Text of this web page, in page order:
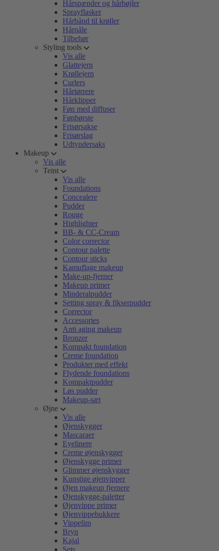
Hårspænder og hårbøjler
Sprayflasker
Hårbånd til krøller
Hårnåle
Tilbehør
Styling tools
Vis alle
Glattejern
Krøllejern
Curlers
Hårtørrere
Hårklipper
Føn med diffuser
Fønbørste
Frisørsakse
Frisørslag
Udtyndersaks
Makeup
Vis alle
Teint
Vis alle
Foundations
Concealere
Pudder
Rouge
Highlighter
BB- & CC-Cream
Color corrector
Contour palette
Contour sticks
Kamuflage makeup
Make-up-fjerner
Makeup primer
Minderalpudder
Setting spray & fikserpudder
Corrector
Accessories
Anti aging makeup
Bronzer
Kompakt foundation
Creme foundation
Produkter med effekt
Flydende foundations
Kompaktpudder
Løs pudder
Makeup-sæt
Øjne
Vis alle
Øjenskygger
Mascaraer
Eyelinere
Creme øjenskygger
Øjenskygge primer
Glimmer øjenskygger
Kunstige øjenvipper
Øjen makeup fjernere
Øjenskygge-paletter
Øjenvippe primer
Øjenvippebukkere
Vippelim
Bryn
Kajal
Sets